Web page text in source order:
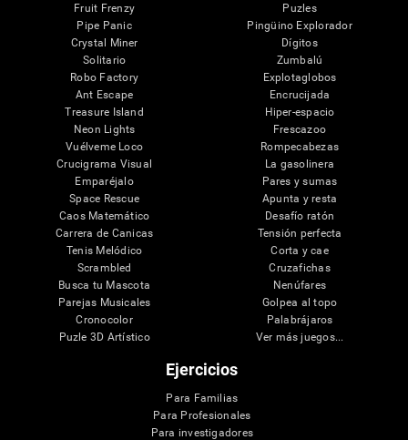
Fruit Frenzy
Pipe Panic
Crystal Miner
Solitario
Robo Factory
Ant Escape
Treasure Island
Neon Lights
Vuélveme Loco
Crucigrama Visual
Emparéjalo
Space Rescue
Caos Matemático
Carrera de Canicas
Tenis Melódico
Scrambled
Busca tu Mascota
Parejas Musicales
Cronocolor
Puzle 3D Artístico
Puzles
Pingüino Explorador
Dígitos
Zumbalú
Explotaglobos
Encrucijada
Hiper-espacio
Frescazoo
Rompecabezas
La gasolinera
Pares y sumas
Apunta y resta
Desafío ratón
Tensión perfecta
Corta y cae
Cruzafichas
Nenúfares
Golpea al topo
Palabrájaros
Ver más juegos...
Ejercicios
Para Familias
Para Profesionales
Para investigadores